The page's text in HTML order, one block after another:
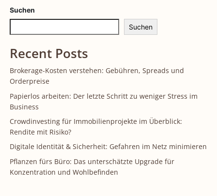
Suchen
Suchen
Recent Posts
Brokerage-Kosten verstehen: Gebühren, Spreads und
Orderpreise
Papierlos arbeiten: Der letzte Schritt zu weniger Stress im
Business
Crowdinvesting für Immobilienprojekte im Überblick:
Rendite mit Risiko?
Digitale Identität & Sicherheit: Gefahren im Netz minimieren
Pflanzen fürs Büro: Das unterschätzte Upgrade für
Konzentration und Wohlbefinden